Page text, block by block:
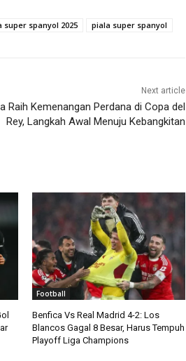
super spanyol 2025
piala super spanyol
Next article
Raih Kemenangan Perdana di Copa del
Rey, Langkah Awal Menuju Kebangkitan
Football
Benfica Vs Real Madrid 4-2: Los
Blancos Gagal 8 Besar, Harus Tempuh
Playoff Liga Champions